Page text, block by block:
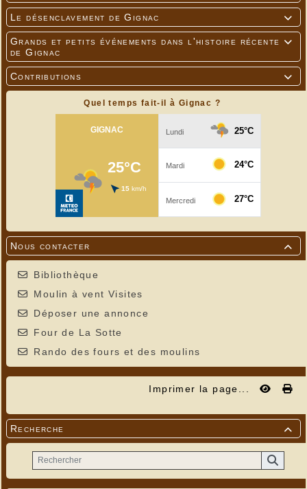

Le désenclavement de Gignac

Grands et petits événements dans l'histoire récente
de Gignac

Contributions
Quel temps fait-il à Gignac ?

Nous contacter
Bibliothèque
Moulin à vent Visites
Déposer une annonce
Four de La Sotte
Rando des fours et des moulins
Imprimer la page...

Recherche